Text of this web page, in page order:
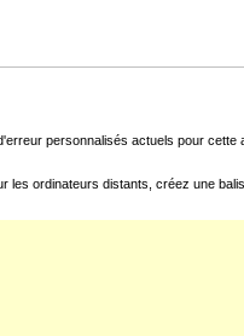
personnalisés actuels pour
ordinateurs distants, créez une